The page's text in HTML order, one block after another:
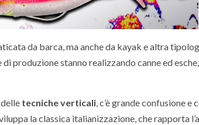
da barca, ma anche da kayak e altra
produzione stanno realizzando canne ed
tecniche verticali, c’è grande confusione e
la classica italianizzazione, che rapporta